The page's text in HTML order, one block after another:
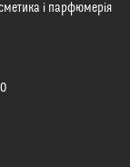
і парфюмерія